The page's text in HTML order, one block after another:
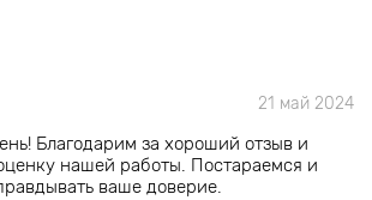
21 май 2024
Благодарим за хороший отзыв и
нашей работы. Постараемся и
ваше доверие.